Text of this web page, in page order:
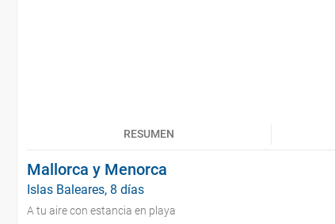
RESUMEN
Mallorca y Menorca
Islas Baleares, 8 días
A tu aire con estancia en playa